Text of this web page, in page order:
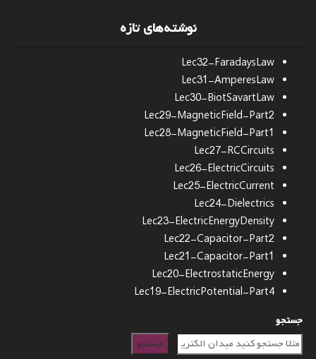
نوشته‌های تازه
Lec32-FaradaysLaw
Lec31-AmperesLaw
Lec30-BiotSavartLaw
Lec29-MagneticField-Part2
Lec28-MagneticField-Part1
Lec27-RCCircuits
Lec26-ElectricCircuits
Lec25-ElectricCurrent
Lec24-Dielectrics
Lec23-ElectricEnergyDensity
Lec22-Capacitor-Part2
Lec21-Capacitor-Part1
Lec20-ElectrostaticEnergy
Lec19-ElectricPotential-Part4
جستجو
جستجو